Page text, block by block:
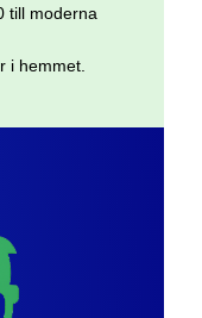
till moderna
i hemmet.